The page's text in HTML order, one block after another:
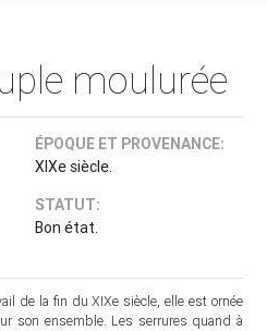
moulurée
ÉPOQUE ET PROVENANCE:
XIXe siècle.
STATUT:
Bon état.
de la fin du XIXe siècle, elle est ornée
son ensemble. Les serrures quand à